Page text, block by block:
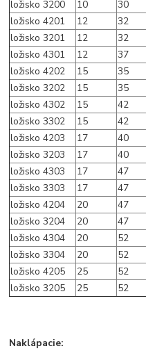
ložisko 3200
10 30
ložisko 4201
12 32
ložisko 3201
12 32
ložisko 4301
12 37
ložisko 4202
15 35
ložisko 3202
15 35
ložisko 4302
15 42
ložisko 3302
15 42
ložisko 4203
17 40
ložisko 3203
17 40
ložisko 4303
17 47
ložisko 3303
17 47
ložisko 4204
20 47
ložisko 3204
20 47
ložisko 4304
20 52
ložisko 3304
20 52
ložisko 4205
25 52
ložisko 3205
25 52
Naklápacie: